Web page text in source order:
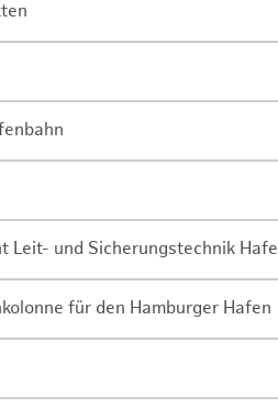
und Sicherungstechnik
für den Hamburger Hafen